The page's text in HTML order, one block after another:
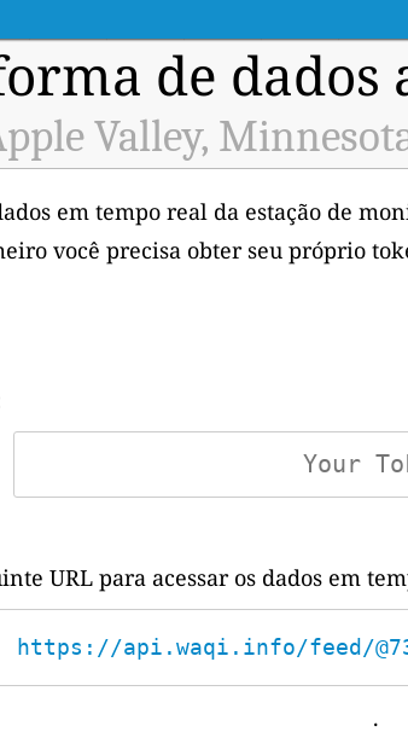
de
Valley,
em tempo real da estação de
você precisa obter seu próprio
URL para acessar os dados em
https://api.waqi.info/feed/@7347/
.